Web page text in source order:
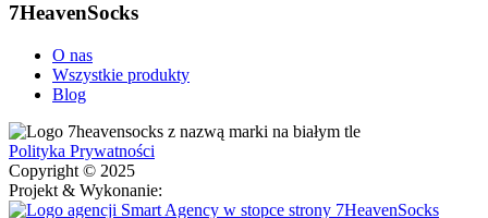
7HeavenSocks
O nas
Wszystkie produkty
Blog
Polityka Prywatności
Copyright © 2025
Projekt & Wykonanie: